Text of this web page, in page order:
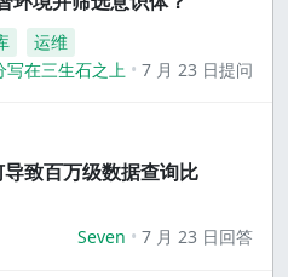
运维
写在三生石之上
7 月 23 日提问
致百万级数据查询比
Seven 7 月 23 日回答